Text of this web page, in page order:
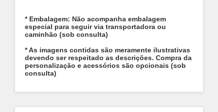
* Embalagem: Não acompanha embalagem
especial para seguir via transportadora ou
caminhão (sob consulta)
* As imagens contidas são meramente ilustrativas
devendo ser respeitado as descrições. Compra da
personalização e acessórios são opcionais (sob
consulta)